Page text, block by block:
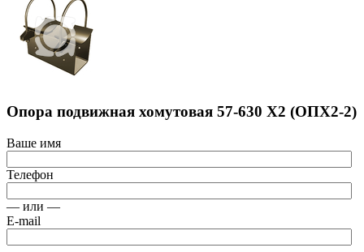
Опора подвижная хомутовая 57-630 Х2 (ОПХ2-2)
Ваше имя
Телефон
— или —
E-mail